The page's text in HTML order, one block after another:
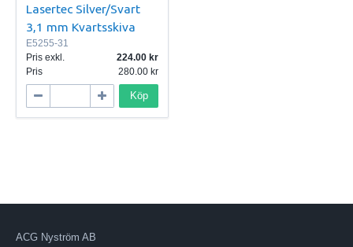
Lasertec Silver/Svart
3,1 mm Kvartsskiva
E5255-31
Pris exkl.
224.00
Pris
280.00
Köp
ACG Nyström AB